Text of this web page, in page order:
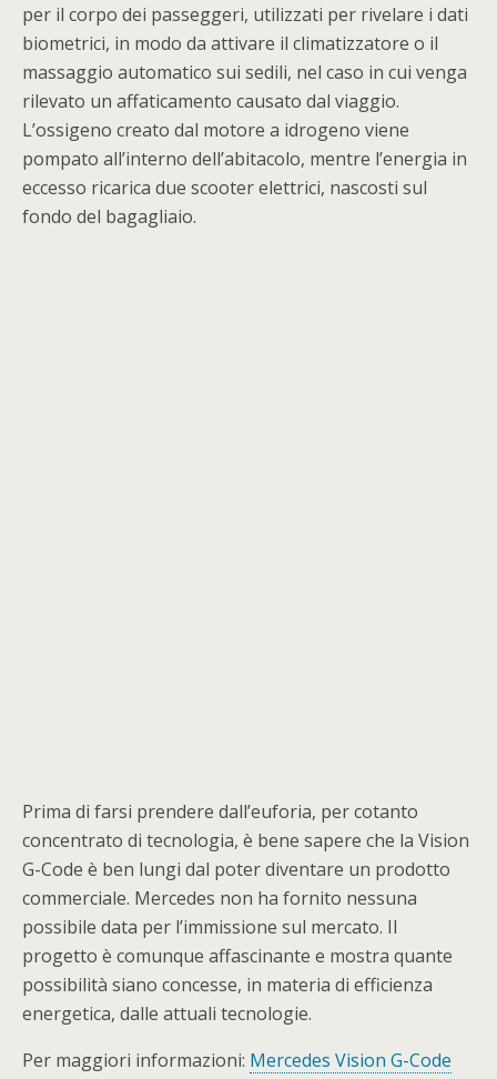
per il corpo dei passeggeri, utilizzati per rivelare i dati
biometrici, in modo da attivare il climatizzatore o il
massaggio automatico sui sedili, nel caso in cui venga
rilevato un affaticamento causato dal viaggio.
L’ossigeno creato dal motore a idrogeno viene
pompato all’interno dell’abitacolo, mentre l’energia in
eccesso ricarica due scooter elettrici, nascosti sul
fondo del bagagliaio.
Prima di farsi prendere dall’euforia, per cotanto
concentrato di tecnologia, è bene sapere che la Vision
G-Code è ben lungi dal poter diventare un prodotto
commerciale. Mercedes non ha fornito nessuna
possibile data per l’immissione sul mercato. Il
progetto è comunque affascinante e mostra quante
possibilità siano concesse, in materia di efficienza
energetica, dalle attuali tecnologie.
Per maggiori informazioni: Mercedes Vision G-Code